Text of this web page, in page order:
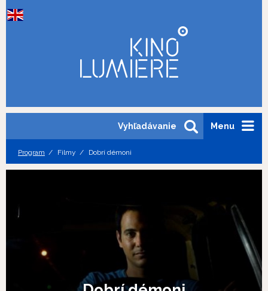
Menu
Vyhľadávanie
Program Filmy Dobrí démoni